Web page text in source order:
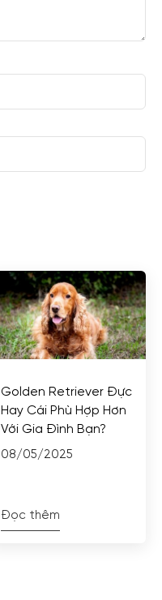
Golden Retriever Đực
Hay Cái Phù Hợp Hơn
Với Gia Đình Bạn?
08/05/2025
Đọc thêm